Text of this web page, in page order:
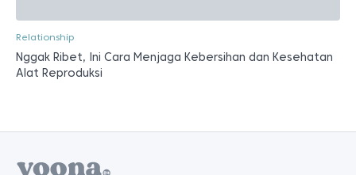
Relationship
Nggak Ribet, Ini Cara Menjaga Kebersihan dan Kesehatan
Alat Reproduksi